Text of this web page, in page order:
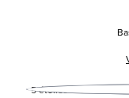
5étoiles